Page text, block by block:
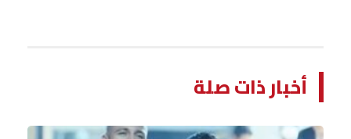
أخبار ذات صلة